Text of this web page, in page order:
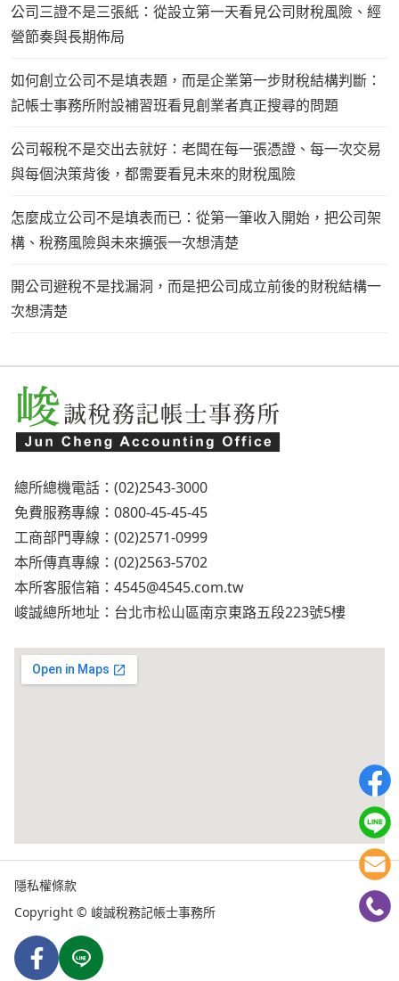
公司三證不是三張紙：從設立第一天看見公司財稅風險、經
營節奏與長期佈局
如何創立公司不是填表題，而是企業第一步財稅結構判斷：
記帳士事務所附設補習班看見創業者真正搜尋的問題
公司報稅不是交出去就好：老闆在每一張憑證、每一次交易
與每個決策背後，都需要看見未來的財稅風險
怎麼成立公司不是填表而已：從第一筆收入開始，把公司架
構、稅務風險與未來擴張一次想清楚
開公司避稅不是找漏洞，而是把公司成立前後的財稅結構一
次想清楚
總所總機電話：(02)2543-3000
免費服務專線：0800-45-45-45
工商部門專線：(02)2571-0999
本所傳真專線：(02)2563-5702
本所客服信箱： 4545@4545.com.tw
峻誠總所地址：台北市松山區南京東路五段223號5樓
隱私權條款
Copyright © 峻誠稅務記帳士事務所
Facebook
Line